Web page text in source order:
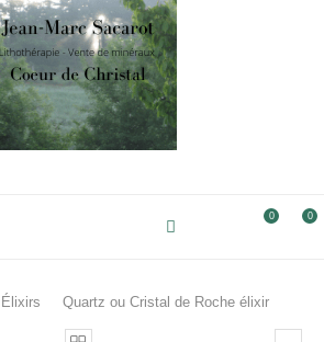
0 0
Élixirs Quartz ou Cristal de Roche élixir